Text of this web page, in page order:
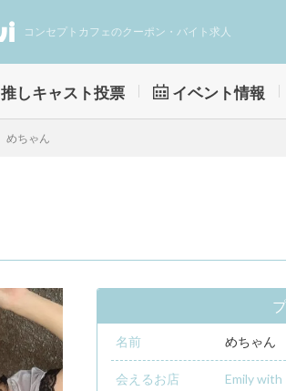
コンセプトカフェのクーポン・バイト求人
推しキャスト投票 イベント情報
めちゃん
名前 めちゃん
会えるお店 Emily with